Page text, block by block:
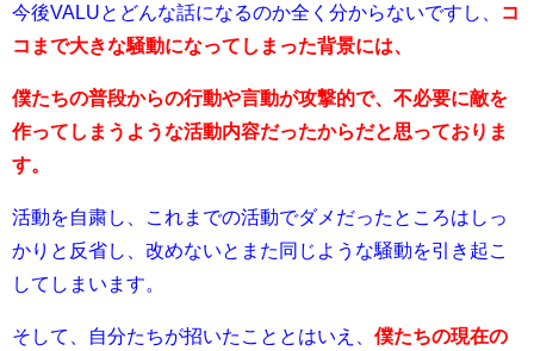
今後VALUとどんな話になるのか全く分からないですし、
コ
コまで大きな騒動になってしまった背景には、
僕たちの普段からの行動や言動が攻撃的で、不必要に敵を
作ってしまうような活動内容だったからだと思っておりま
す。
活動を自粛し、これまでの活動でダメだったところはしっ
かりと反省し、改めないとまた同じような騒動を引き起こ
してしまいます。
そして、自分たちが招いたこととはいえ、 僕たちの現在の